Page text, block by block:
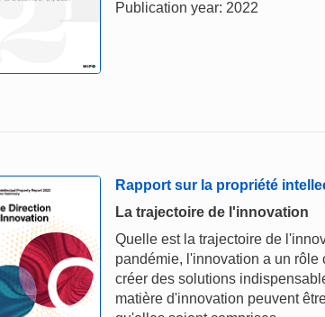
Publication year: 2022
Rapport sur la propriété
La trajectoire de l'innovation
Quelle est la trajectoire de
pandémie, l'innovation a un
créer des solutions
matière d'innovation peuvent